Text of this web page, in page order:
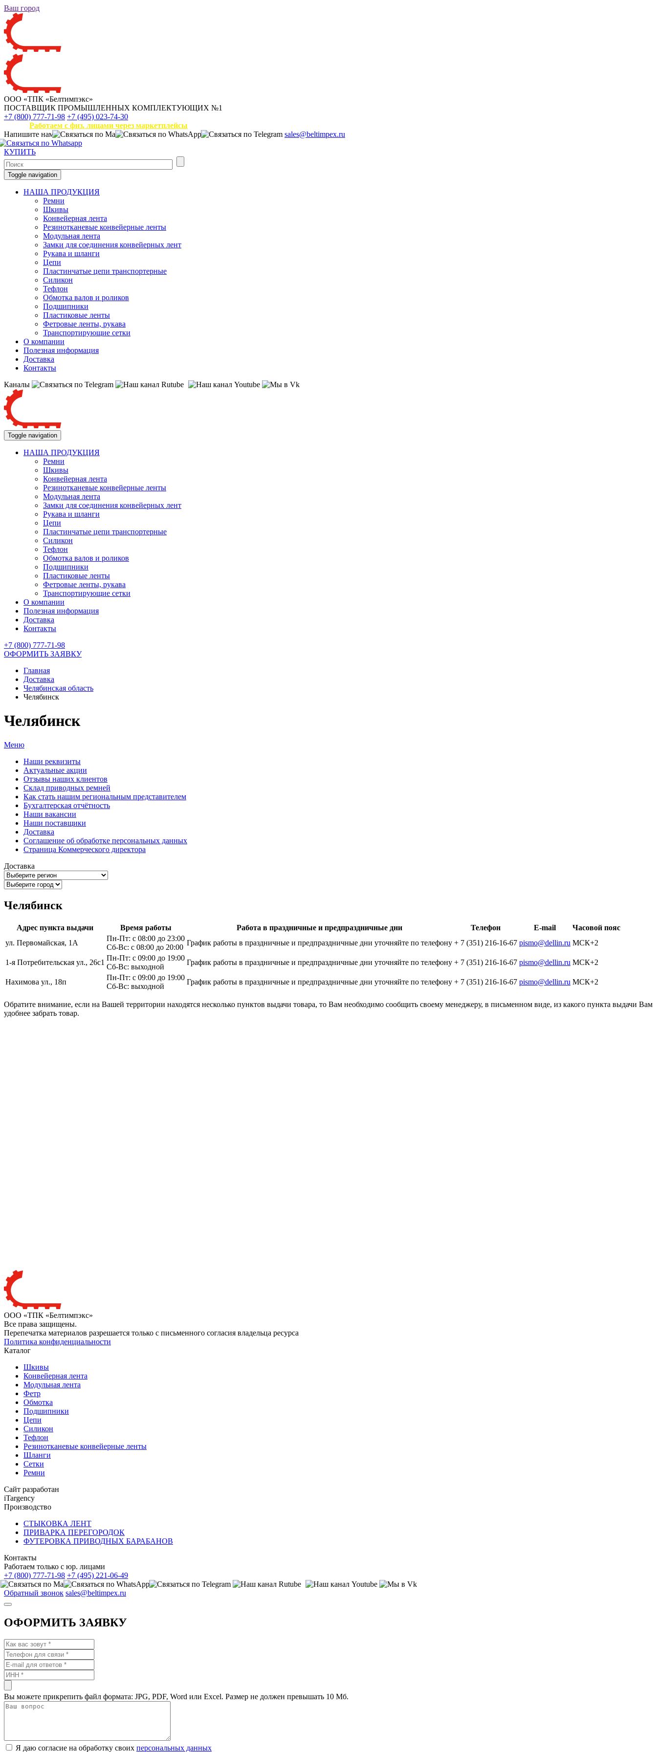
Ваш город
ООО «ТПК «Белтимпэкс»
ПОСТАВЩИК ПРОМЫШЛЕННЫХ КОМПЛЕКТУЮЩИХ №1
+7 (800) 777-71-98 +7 (495) 023-74-30
Работаем с физ. лицами через маркетплейсы
Напишите нам
sales@beltimpex.ru
КУПИТЬ
Toggle navigation
НАША ПРОДУКЦИЯ
Ремни
Шкивы
Конвейерная лента
Резинотканевые конвейерные ленты
Модульная лента
Замки для соединения конвейерных лент
Рукава и шланги
Цепи
Пластинчатые цепи транспортерные
Силикон
Тефлон
Обмотка валов и роликов
Подшипники
Пластиковые ленты
Фетровые ленты, рукава
Транспортирующие сетки
О компании
Полезная информация
Доставка
Контакты
Каналы
Toggle navigation
НАША ПРОДУКЦИЯ
Ремни
Шкивы
Конвейерная лента
Резинотканевые конвейерные ленты
Модульная лента
Замки для соединения конвейерных лент
Рукава и шланги
Цепи
Пластинчатые цепи транспортерные
Силикон
Тефлон
Обмотка валов и роликов
Подшипники
Пластиковые ленты
Фетровые ленты, рукава
Транспортирующие сетки
О компании
Полезная информация
Доставка
Контакты
+7 (800) 777-71-98
ОФОРМИТЬ ЗАЯВКУ
Главная
Доставка
Челябинская область
Челябинск
Челябинск
Меню
Наши реквизиты
Актуальные акции
Отзывы наших клиентов
Склад приводных ремней
Как стать нашим региональным представителем
Бухгалтерская отчётность
Наши вакансии
Наши поставщики
Доставка
Соглашение об обработке персональных данных
Страница Коммерческого директора
Доставка
Челябинск
Адрес пункта выдачи Время работы Работа в праздничные и предпраздничные дни Телефон E-mail
Часовой пояс
ул. Первомайская, 1А
Пн-Пт: с 08:00 до 23:00
Сб-Вс: с 08:00 до 20:00
График работы в праздничные и предпраздничные дни уточняйте по телефону + 7 (351) 216-16-67 pismo@dellin.ru МСК+2
1-я Потребительская ул., 26с1
Пн-Пт: с 09:00 до 19:00
Сб-Вс: выходной
График работы в праздничные и предпраздничные дни уточняйте по телефону + 7 (351) 216-16-67 pismo@dellin.ru МСК+2
Нахимова ул., 18п
Пн-Пт: с 09:00 до 19:00
Сб-Вс: выходной
График работы в праздничные и предпраздничные дни уточняйте по телефону + 7 (351) 216-16-67 pismo@dellin.ru МСК+2
Обратите внимание, если на Вашей территории находятся несколько пунктов выдачи товара, то Вам необходимо сообщить своему менеджеру, в письменном виде, из какого пункта выдачи Вам
удобнее забрать товар.
ООО «ТПК «Белтимпэкс»
Все права защищены.
Перепечатка материалов разрешается только с письменного согласия владельца ресурса
Политика конфиденциальности
Каталог
Шкивы
Конвейерная лента
Модульная лента
Фетр
Обмотка
Подшипники
Цепи
Силикон
Тефлон
Резинотканевые конвейерные ленты
Шланги
Сетки
Ремни
Сайт разработан
iTargency
Производство
СТЫКОВКА ЛЕНТ
ПРИВАРКА ПЕРЕГОРОДОК
ФУТЕРОВКА ПРИВОДНЫХ БАРАБАНОВ
Контакты
Работаем только с юр. лицами
+7 (800) 777-71-98 +7 (495) 221-06-49
Обратный звонок sales@beltimpex.ru
ОФОРМИТЬ ЗАЯВКУ
Вы можете прикрепить файл формата: JPG, PDF, Word или Excel. Размер не должен превышать 10 Мб.
Я даю согласие на обработку своих персональных данных